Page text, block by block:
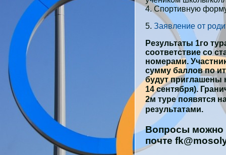
4. Спортивную
5. Заявление от
Результаты 1го
соответствие со
номерами.
сумму баллов по
будут приглашены
14сентября).
2м туре появятся
результатами.
Вопросы можно
почте